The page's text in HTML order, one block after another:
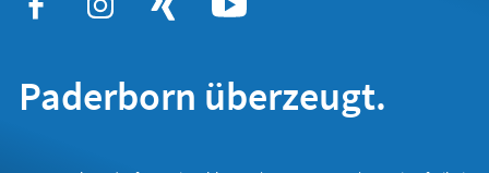
Paderborn überzeugt.